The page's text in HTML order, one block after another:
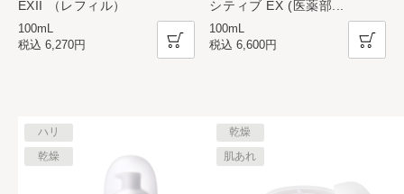
EXII （レフィル）
100mL
税込 6,270円
シティブ EX (医薬部
100mL
税込6,600円
ハリ
乾燥
乾燥
肌あれ